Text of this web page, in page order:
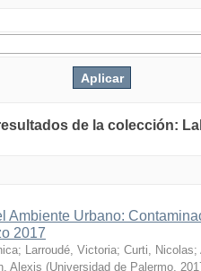
de la colección:
Ambiente Urbano:
2017
; Larroudé, Victoria; Curti, Nicolas;
Alexis (Universidad de Palermo,